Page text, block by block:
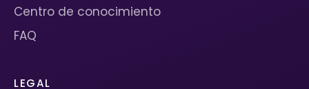
Centro de conocimiento
FAQ
LEGAL